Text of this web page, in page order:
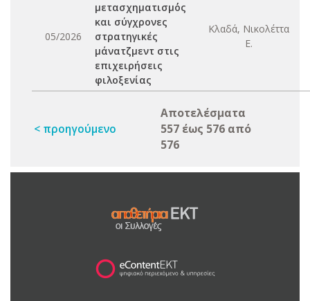
05/2026
μετασχηματισμ΄ός
και σύγχρονες
στρατηγικές
μάνατζμεντ στις
επιχειρήσεις
φιλοξενίας
Κλαδά, Νικολέττα
Ε.
< προηγούμενο
Αποτελέσματα
557 έως 576 από
576